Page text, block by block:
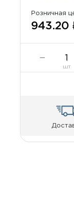
Розничная
943.20
шт